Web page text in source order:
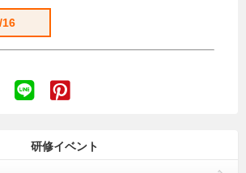
16
研修イベント